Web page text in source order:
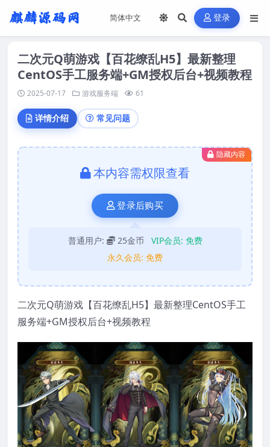
登录
二次元Q萌游戏【百花缭乱H5】最新整理
CentOS手工服务端+GM授权后台+视频教程
2025-07-17 游戏服务端 61
详情介绍 常见问题
隐藏内容
本内容需权限查看
登录后购买
普通用户: 25金币 VIP会员: 免费
永久会员: 免费
二次元Q萌游戏【百花缭乱H5】最新整理CentOS手工
服务端+GM授权后台+视频教程